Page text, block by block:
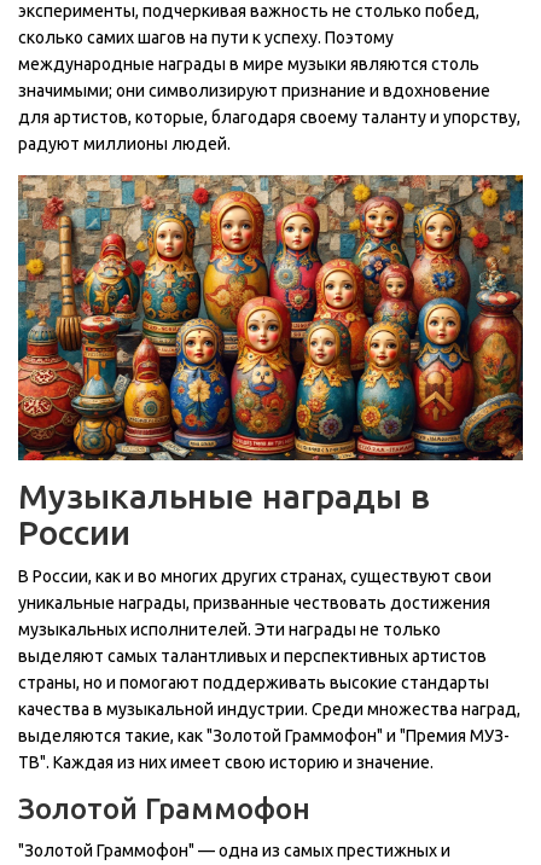
эксперименты, подчеркивая важность не столько побед,
сколько самих шагов на пути к успеху. Поэтому
международные награды в мире музыки являются столь
значимыми; они символизируют признание и вдохновение
для артистов, которые, благодаря своему таланту и упорству,
радуют миллионы людей.
Музыкальные награды в
России
В России, как и во многих других странах, существуют свои
уникальные награды, призванные чествовать достижения
музыкальных исполнителей. Эти награды не только
выделяют самых талантливых и перспективных артистов
страны, но и помогают поддерживать высокие стандарты
качества в музыкальной индустрии. Среди множества наград,
выделяются такие, как "Золотой Граммофон" и "Премия МУЗ-
ТВ". Каждая из них имеет свою историю и значение.
Золотой Граммофон
"Золотой Граммофон" — одна из самых престижных и